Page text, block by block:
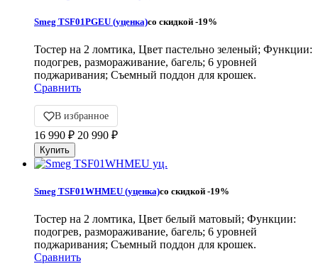
Smeg TSF01PGEU (уценка)со скидкой -19%
Тостер на 2 ломтика, Цвет пастельно зеленый; Функции:
подогрев, размораживание, багель; 6 уровней
поджаривания; Съемный поддон для крошек.
Сравнить
В избранное
16 990 ₽ 20 990 ₽
Smeg TSF01WHMEU (уценка)со скидкой -19%
Тостер на 2 ломтика, Цвет белый матовый; Функции:
подогрев, размораживание, багель; 6 уровней
поджаривания; Съемный поддон для крошек.
Сравнить